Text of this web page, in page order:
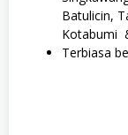
Batulicin,
Kotabumi
Terbiasa